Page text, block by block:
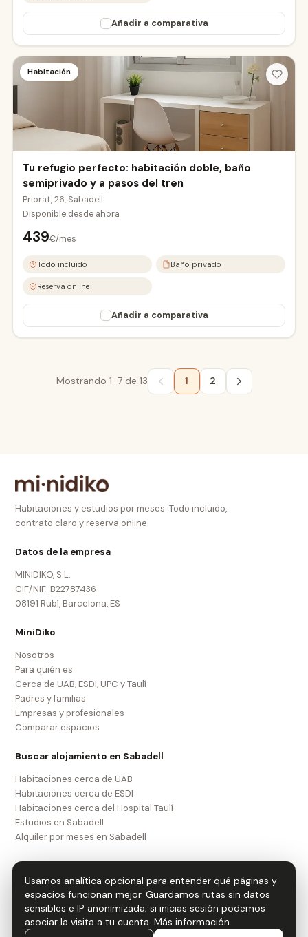
Usamos analítica opcional para entender qué páginas y
espacios funcionan mejor. Guardamos rutas sin datos
sensibles e IP anonimizada; si inicias sesión podemos
asociar la visita a tu cuenta. Más información.
Añadir a comparativa
Habitación
Tu refugio perfecto: habitación doble, baño
semiprivado y a pasos del tren
Priorat, 26, Sabadell
Disponible desde ahora
439€/mes
Todo incluido Baño privado
Reserva online
Añadir a comparativa
Mostrando 1–7 de 13 1 2
Habitaciones y estudios por meses. Todo incluido,
contrato claro y reserva online.
Datos de la empresa
MINIDIKO, S.L.
CIF/NIF: B22787436
08191 Rubí, Barcelona, ES
MiniDiko
Nosotros
Para quién es
Cerca de UAB, ESDI, UPC y Taulí
Padres y familias
Empresas y profesionales
Comparar espacios
Buscar alojamiento en Sabadell
Habitaciones cerca de UAB
Habitaciones cerca de ESDI
Habitaciones cerca del Hospital Taulí
Estudios en Sabadell
Alquiler por meses en Sabadell
Legal
Aviso legal
Política de privacidad
Política de cookies